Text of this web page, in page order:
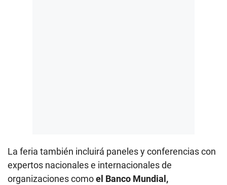
La feria también incluirá paneles y conferencias con
expertos nacionales e internacionales de
organizaciones comoel Banco Mundial,